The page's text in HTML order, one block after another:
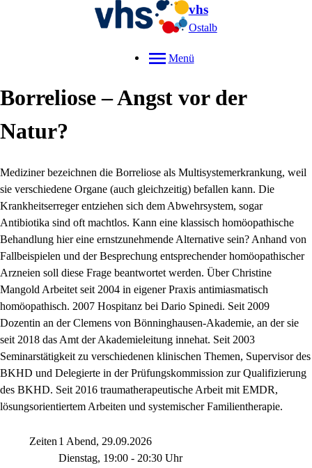
vhs
Ostalb
Menü
Borreliose – Angst vor der
Natur?
Mediziner bezeichnen die Borreliose als Multisystemerkrankung, weil
sie verschiedene Organe (auch gleichzeitig) befallen kann. Die
Krankheitserreger entziehen sich dem Abwehrsystem, sogar
Antibiotika sind oft machtlos. Kann eine klassisch homöopathische
Behandlung hier eine ernstzunehmende Alternative sein? Anhand von
Fallbeispielen und der Besprechung entsprechender homöopathischer
Arzneien soll diese Frage beantwortet werden. Über Christine
Mangold Arbeitet seit 2004 in eigener Praxis antimiasmatisch
homöopathisch. 2007 Hospitanz bei Dario Spinedi. Seit 2009
Dozentin an der Clemens von Bönninghausen-Akademie, an der sie
seit 2018 das Amt der Akademieleitung innehat. Seit 2003
Seminarstätigkeit zu verschiedenen klinischen Themen, Supervisor des
BKHD und Delegierte in der Prüfungskommission zur Qualifizierung
des BKHD. Seit 2016 traumatherapeutische Arbeit mit EMDR,
lösungsorientiertem Arbeiten und systemischer Familientherapie.
Zeiten 1 Abend, 29.09.2026
Dienstag, 19:00 - 20:30 Uhr